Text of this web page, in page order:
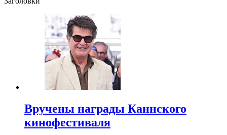
Вручены награды Каннского
кинофестиваля